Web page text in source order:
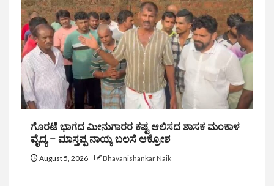
ಗೊರಟೆ ಭಾಗದ ಮೀನುಗಾರರ ಕಷ್ಟ ಆಲಿಸದ ಶಾಸಕ ಮಂಕಾಳ
ವೈದ್ಯ – ಮಾಸ್ತಪ್ಪ ನಾಯ್ಕ ಬಲಸೆ ಆಕ್ರೋಶ
August 5, 2026 Bhavanishankar Naik